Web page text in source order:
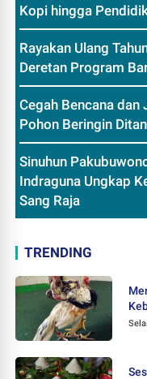
Kopi hingga
Rayakan Ulang
Deretan Program
Cegah Bencana dan
Pohon Beringin
Sinuhun
Indraguna Ungkap
Sang Raja
TRENDING